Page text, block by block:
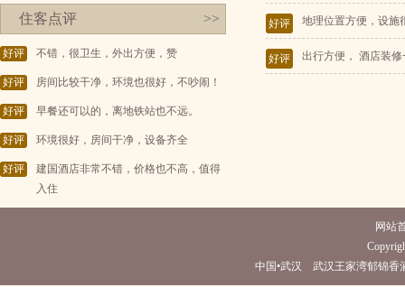
住客点评 >>
好评 不错，很卫生，外出方便，赞
好评 房间比较干净，环境也很好，不吵闹！
好评 早餐还可以的，离地铁站也不远。
好评 环境很好，房间干净，设备齐全
好评
建国酒店非常不错，价格也不高，值得
入住
好评 地理位置方便，设施
好评 出行方便， 酒店装
网站
中国•武汉 武汉王家湾郁锦香